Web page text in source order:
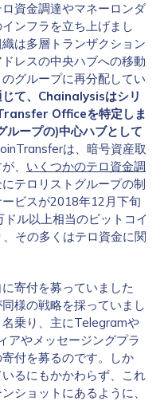
資金調達やマネーロンダ
ンフラを立ち上げまし
は多層トランザクション
レスの中央ハブへの移動
グループに再分配してい
て、Chainalysisはシリ
Officeを特定しま
ループの)中心ハブとして
は、暗号資産取
、 いくつかのテロ資金調
にテロリストグループの制
ビスが2018年12月下旬
ル以上相当のビットコイ
その多くはテロ資金に関
寄付を募っていました
様の戦略を採っていまし
乗り、主にTelegramや
アやメッセージングプラ
付を募るのです。しか
るにもかかわらず、これ
ショットにあるように、